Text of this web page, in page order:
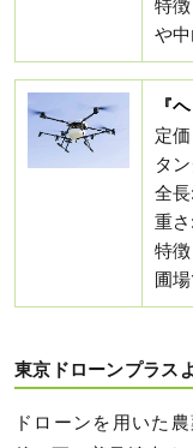
特
や
『
定
タ
全
重
特
圃
東京ドローンプラス
ドローンを用いた